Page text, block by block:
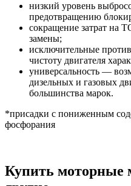
низкий уровень
предотвращению
сокращение затрат на
замены;
исключительные
чистоту двигателя
универсальность —
дизельных и газовых
большинства марок.
*присадки с пониженным
фосфорания
Купить моторные